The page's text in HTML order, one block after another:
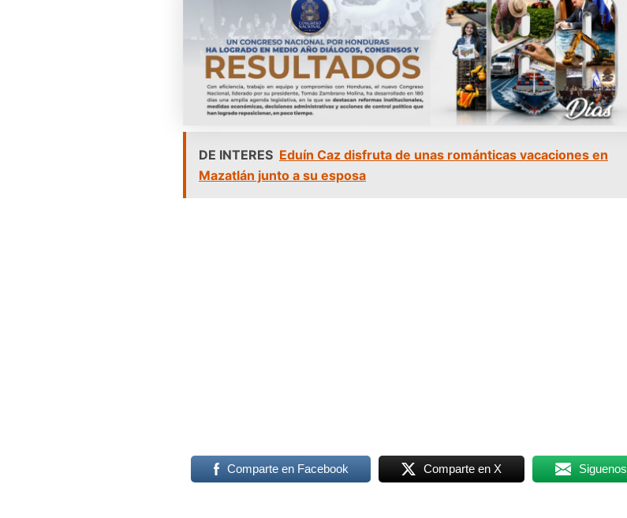
DE INTERES Eduín Caz disfruta de unas románticas vacaciones en
Mazatlán junto a su esposa
Comparte en Facebook Comparte en X Siguenos